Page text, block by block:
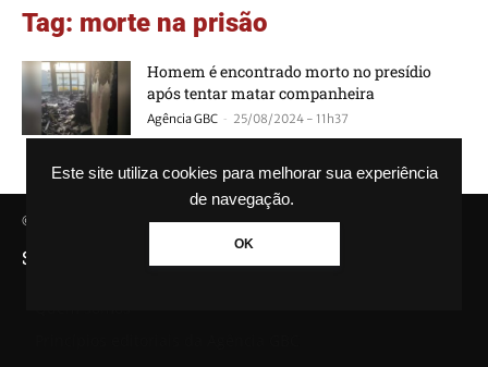
Este site utiliza cookies para melhorar sua experiência
de navegação.
OK
Tag: morte na prisão
Homem é encontrado morto no presídio
após tentar matar companheira
Agência GBC - 25/08/2024 - 11h37
© Agência GBC. Aqui tem notícia. Todos os direitos reservados.
SAIBA MAIS SOBRE A AGÊNCIA GBC